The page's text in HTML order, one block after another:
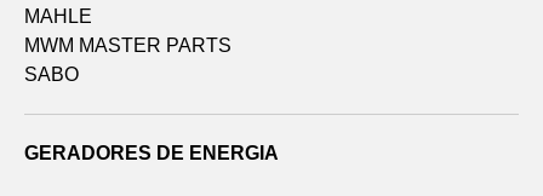
MAHLE
MWM MASTER PARTS
SABO
GERADORES DE ENERGIA